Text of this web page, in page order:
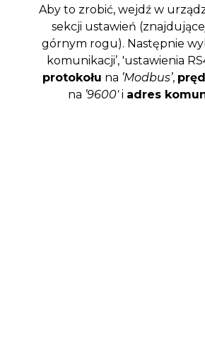
Aby to zrobić, wejdź w
sekcji ustawień
górnym rogu). Następnie
komunikacji’, 'ustawienia
protokołu na ’Modbus’,
na ’9600′i adres